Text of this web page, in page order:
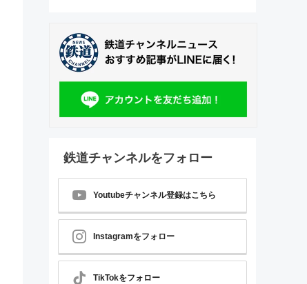
鉄道チャンネルをフォロー
Youtubeチャンネル登録はこちら
Instagramをフォロー
TikTokをフォロー